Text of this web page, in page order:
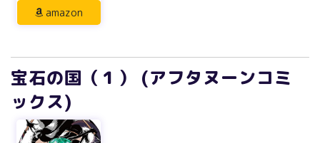
amazon
宝石の国（１） (アフタヌーンコミ
ックス)